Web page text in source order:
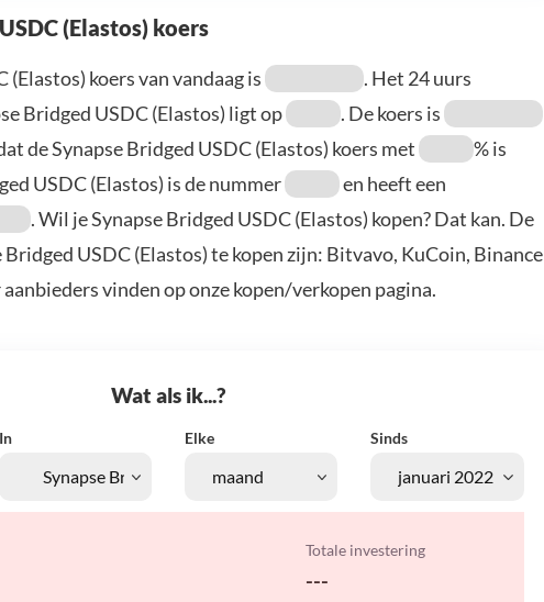
(Elastos) koers
(Elastos) koers van vandaag is
. Het 24 uurs
Bridged USDC (Elastos) ligt op
. De koers is
de Synapse Bridged USDC (Elastos) koers met
% is
USDC (Elastos) is de nummer
en heeft een
. Wil je Synapse Bridged USDC (Elastos) kopen? Dat kan. De
Bridged USDC (Elastos) te kopen zijn: Bitvavo, KuCoin, Binance
vinden op onze kopen/verkopen pagina.
Wat als ik...?
In Elke Sinds
Totale investering
---